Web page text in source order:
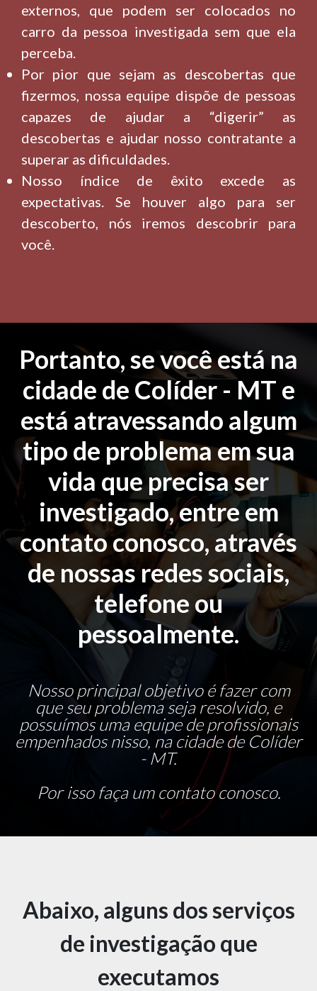
externos, que podem ser colocados no
carro da pessoa investigada sem que ela
perceba.
Por pior que sejam as descobertas que
fizermos, nossa equipe dispõe de pessoas
capazes de ajudar a “digerir” as
descobertas e ajudar nosso contratante a
superar as dificuldades.
Nosso índice de êxito excede as
expectativas. Se houver algo para ser
descoberto, nós iremos descobrir para
você.
Portanto, se você está na
cidade de Colíder - MT e
está atravessando algum
tipo de problema em sua
vida que precisa ser
investigado, entre em
contato conosco, através
de nossas redes sociais,
telefone ou
pessoalmente.
Nosso principal objetivo é fazer com
que seu problema seja resolvido, e
possuímos uma equipe de profissionais
empenhados nisso, na cidade de Colíder
- MT.
Por isso faça um contato conosco.
Abaixo, alguns dos serviços
de investigação que
executamos